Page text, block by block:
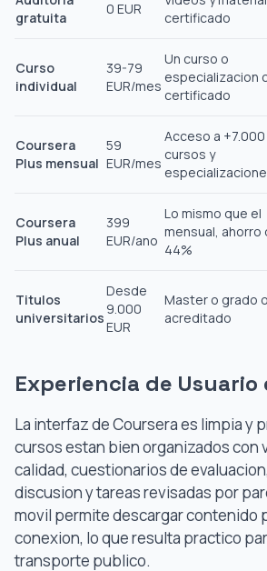
gratuita
0 EUR
certificado
Curso
individual
39-79
EUR/mes
Un curso o
especializacion
certificado
Coursera
Plus mensual
59
EUR/mes
Acceso a +7.000
cursos y
Coursera
Plus anual
399
EUR/ano
Lo mismo que el
mensual, ahorro
44%
Titulos
universitarios
Desde
9.000
EUR
Master o grado
acreditado
Experiencia de Usuario
La interfaz de Coursera es limpia y
cursos estan bien organizados con
calidad, cuestionarios de
discusion y tareas revisadas por
movil permite descargar contenido
conexion, lo que resulta practico
transporte publico.